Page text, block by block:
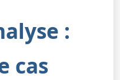
:
cas